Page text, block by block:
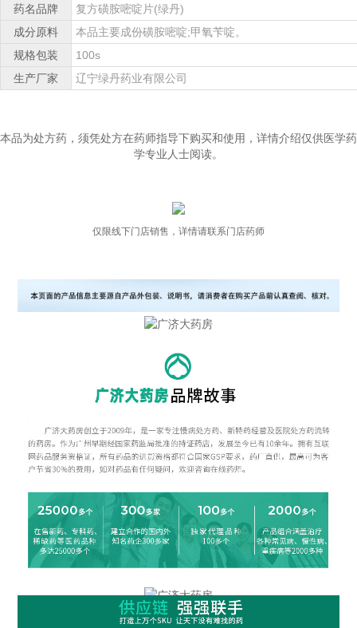
药名品牌
复方磺胺嘧啶片(绿丹)
成分原料
本品主要成份磺胺嘧啶;甲氧苄啶。
规格包装
100s
生产厂家
辽宁绿丹药业有限公司
本品为处方药，须凭处方在药师指导下购买和使用，详情介绍仅供医学药
学专业人士阅读。
仅限线下门店销售，详情请联系门店药师